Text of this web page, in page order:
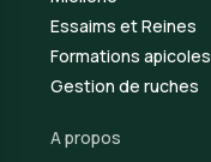
Essaims et Reines
Formations apicoles
Gestion de ruches
A propos